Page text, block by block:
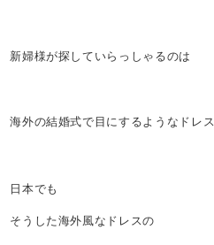
新婦様が探していらっしゃるのは
海外の結婚式で目にするようなドレス
日本でも
そうした海外風なドレスの